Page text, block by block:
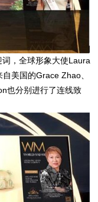
，全球形象大使Laura
美国的Grace Zhao、
也分别进行了连线致